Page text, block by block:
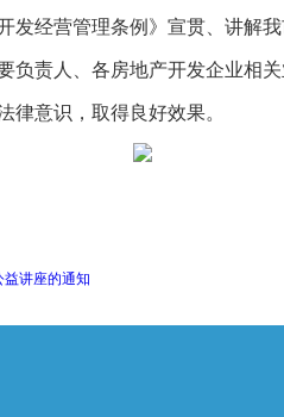
发经营管理条例》宣贯、讲解
负责人、各房地产开发企业相
律意识，取得良好效果。
讲座的通知